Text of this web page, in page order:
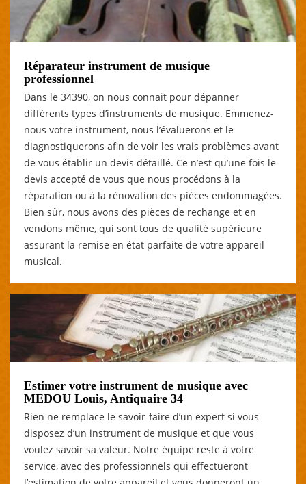
Réparateur instrument de musique
professionnel
Dans le 34390, on nous connait pour dépanner
différents types d’instruments de musique. Emmenez-
nous votre instrument, nous l’évaluerons et le
diagnostiquerons afin de voir les vrais problèmes avant
de vous établir un devis détaillé. Ce n’est qu’une fois le
devis accepté de vous que nous procédons à la
réparation ou à la rénovation des pièces endommagées.
Bien sûr, nous avons des pièces de rechange et en
vendons même, qui sont tous de qualité supérieure
assurant la remise en état parfaite de votre appareil
musical.
Estimer votre instrument de musique avec
MEDOU Louis, Antiquaire 34
Rien ne remplace le savoir-faire d’un expert si vous
disposez d’un instrument de musique et que vous
voulez savoir sa valeur. Notre équipe reste à votre
service, avec des professionnels qui effectueront